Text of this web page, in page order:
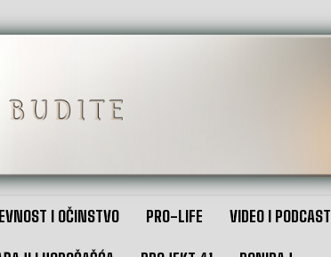
I OČINSTVO PRO-LIFE VIDEO I PODCAST